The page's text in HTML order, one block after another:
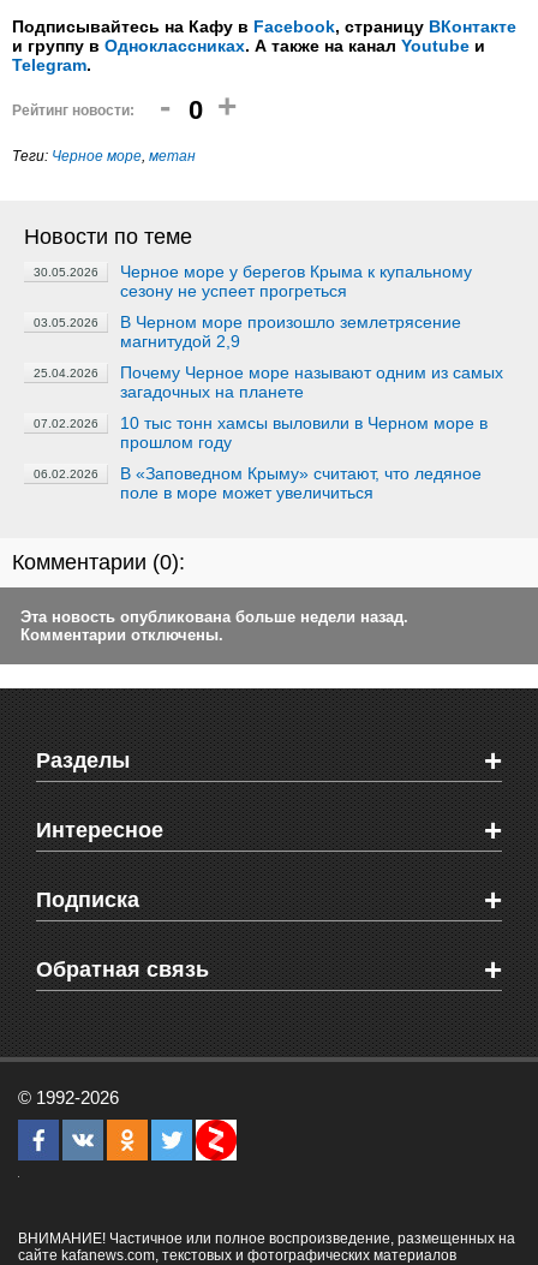
Подписывайтесь на Кафу в Facebook, страницу ВКонтакте
и группу в Одноклассниках. А также на канал Youtube и
Telegram.
Рейтинг новости: - 0 +
Теги: Черное море, метан
Новости по теме
30.05.2026
Черное море у берегов Крыма к купальному
сезону не успеет прогреться
03.05.2026
В Черном море произошло землетрясение
магнитудой 2,9
25.04.2026
Почему Черное море называют одним из самых
загадочных на планете
07.02.2026
10 тыс тонн хамсы выловили в Черном море в
прошлом году
06.02.2026
В «Заповедном Крыму» считают, что ледяное
поле в море может увеличиться
Комментарии (0):
Эта новость опубликована больше недели назад.
Комментарии отключены.
Разделы +
Новости Феодосии
Новости Крыма
Мировые новости
Объявления
Здоровье
СМС мнения читателей
Интересное +
Видео о Феодосии
Веб-камеры Феодосии
Блоги феодосийцев
Школы Феодосии
Подписка +
Печатная версия газеты "Кафа"
RSS
Обратная связь +
Рекламодателям
Контактная информация
© 1992-2026
ВНИМАНИЕ! Частичное или полное воспроизведение, размещенных на
сайте kafanews.com, текстовых и фотографических материалов